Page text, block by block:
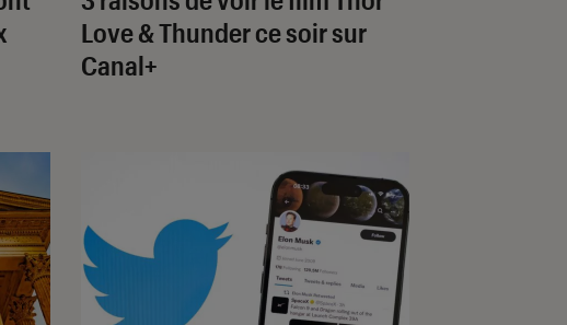
Love & Thunderce soir sur
Canal+